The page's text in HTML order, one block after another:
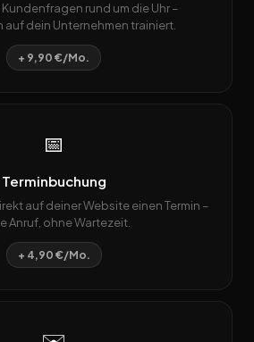
rund um die Uhr –
dein Unternehmen trainiert.
+ 9,90 €/Mo.
📅
Terminbuchung
auf deiner Website einen Termin –
Anruf, ohne Wartezeit.
+ 4,90 €/Mo.